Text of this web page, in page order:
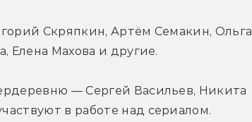
Скряпкин, Артём Семакин, Ольга
Елена Махова и другие.
— Сергей Васильев, Никита
в работе над сериалом.